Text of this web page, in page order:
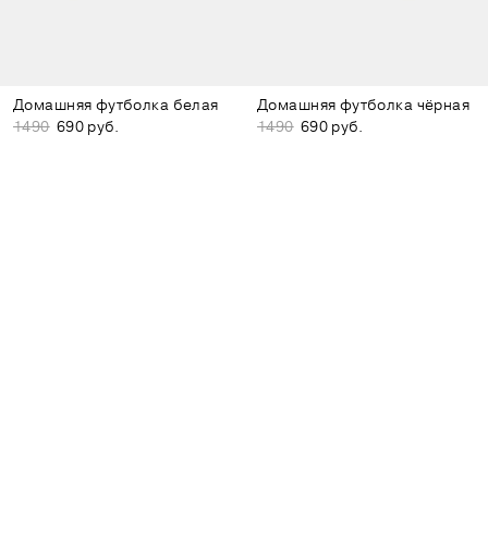
Домашняя футболка белая
1490 690 руб.
Домашняя футболка чёрная
1490 690 руб.